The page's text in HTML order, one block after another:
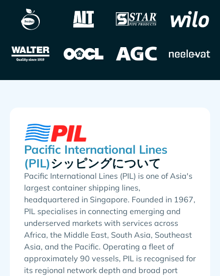
シッピングについて
Pacific International Lines (PIL) is one of Asia's
largest container shipping lines,
headquartered in Singapore. Founded in 1967,
PIL specialises in connecting emerging and
underserved markets with services across
Africa, the Middle East, South Asia, Southeast
Asia, and the Pacific. Operating a fleet of
approximately 90 vessels, PIL is recognised for
its regional network depth and broad port